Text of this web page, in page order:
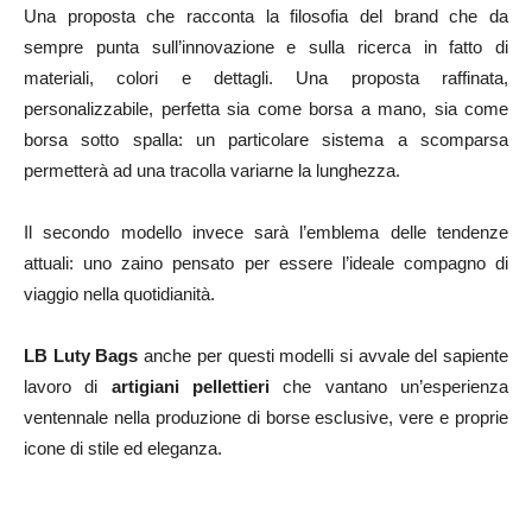
Una proposta che racconta la filosofia del brand che da
sempre punta sull’innovazione e sulla ricerca in fatto di
materiali, colori e dettagli. Una proposta raffinata,
personalizzabile, perfetta sia come borsa a mano, sia come
borsa sotto spalla: un particolare sistema a scomparsa
permetterà ad una tracolla variarne la lunghezza.
Il secondo modello invece sarà l’emblema delle tendenze
attuali: uno zaino pensato per essere l’ideale compagno di
viaggio nella quotidianità.
LB Luty Bags anche per questi modelli si avvale del sapiente
lavoro di artigiani pellettieri che vantano un’esperienza
ventennale nella produzione di borse esclusive, vere e proprie
icone di stile ed eleganza.